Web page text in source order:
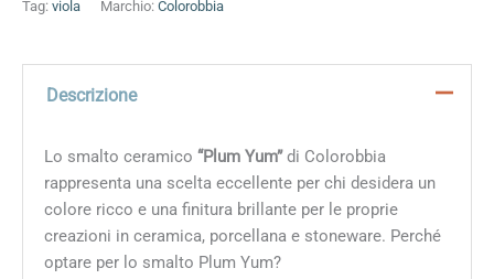
Tag: viola Marchio: Colorobbia
Descrizione
Lo smalto ceramico “Plum Yum”di Colorobbia
rappresenta una scelta eccellente per chi desidera un
colore ricco e una finitura brillante per le proprie
creazioni in ceramica, porcellana e stoneware. Perché
optare per lo smalto Plum Yum?